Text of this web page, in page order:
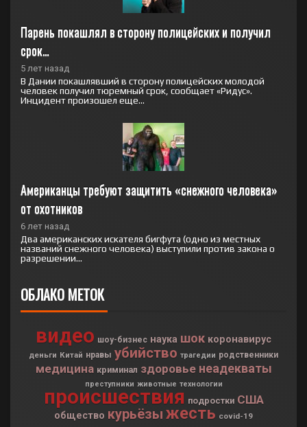
Парень покашлял в сторону полицейских и получил
срок…
5 лет назад
В Дании покашлявший в сторону полицейских молодой
человек получил тюремный срок, сообщает «Ридус».
Инцидент произошел еще...
Американцы требуют защитить «снежного человека»
от охотников
6 лет назад
Два американских искателя бигфута (одно из местных
названий снежного человека) выступили против закона о
разрешении...
ОБЛАКО МЕТОК
видео шоу-бизнес наука шок коронавирус
деньги Китай нравы убийство трагедии родственники
медицина криминал здоровье неадекваты
преступники животные технологии
происшествия подростки США
общество курьёзы жесть covid-19